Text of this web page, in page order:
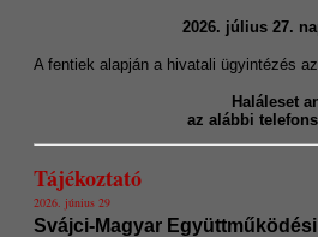
2026. július 27.
A fentiek alapján a hivatali ügyintézés
Haláleset
az alábbi
Tájékoztató
2026. június 29
Svájci-Magyar